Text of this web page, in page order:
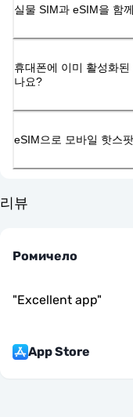
실물 SIM과 eSIM을 함
휴대폰에 이미 활성화
나요?
eSIM으로 모바일 핫스
리뷰
Ромичело
"Excellent app"
App Store